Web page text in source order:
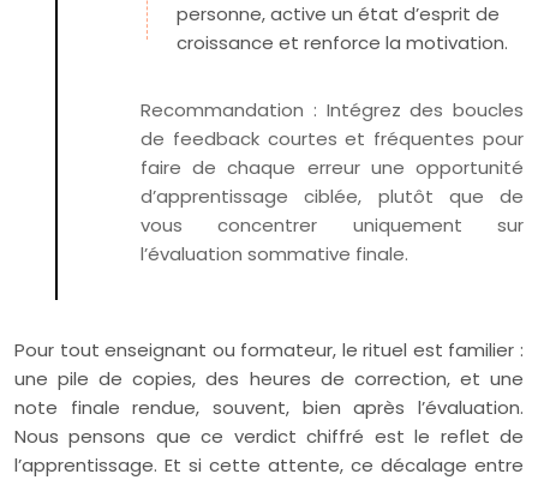
personne, active un état d’esprit de
croissance et renforce la motivation.
Recommandation : Intégrez des boucles
de feedback courtes et fréquentes pour
faire de chaque erreur une opportunité
d’apprentissage ciblée, plutôt que de
vous concentrer uniquement sur
l’évaluation sommative finale.
Pour tout enseignant ou formateur, le rituel est familier :
une pile de copies, des heures de correction, et une
note finale rendue, souvent, bien après l’évaluation.
Nous pensons que ce verdict chiffré est le reflet de
l’apprentissage. Et si cette attente, ce décalage entre